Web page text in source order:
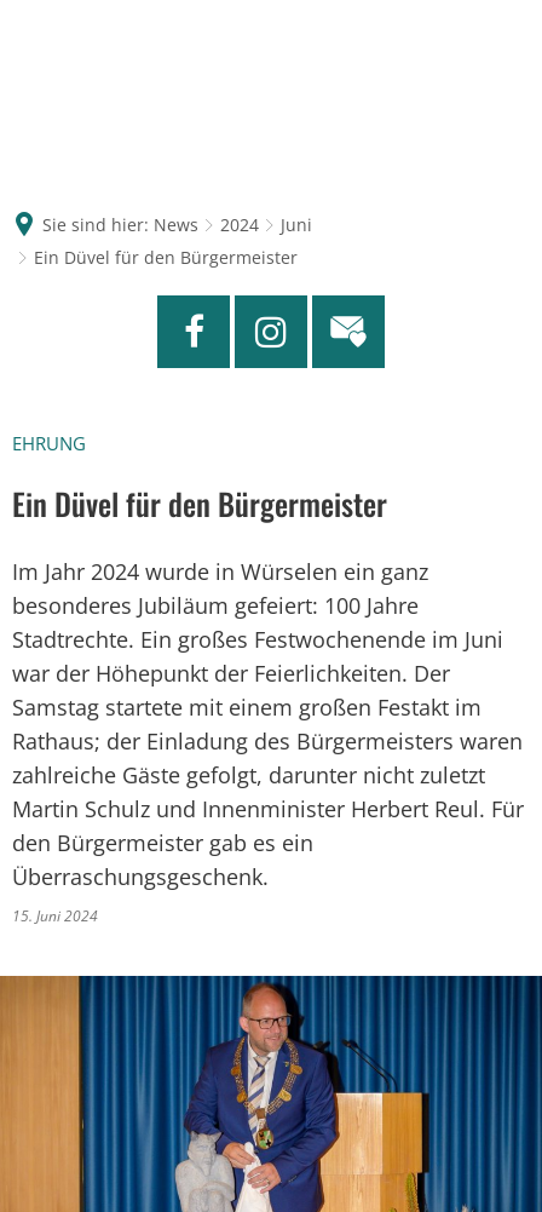
Sie sind hier: News 2024
Juni
Ein Düvel für den Bürgermeister
EHRUNG
Ein Düvel für den Bürgermeister
Im Jahr 2024 wurde in Würselen ein ganz
besonderes Jubiläum gefeiert: 100 Jahre
Stadtrechte. Ein großes Festwochenende im Juni
war der Höhepunkt der Feierlichkeiten. Der
Samstag startete mit einem großen Festakt im
Rathaus; der Einladung des Bürgermeisters waren
zahlreiche Gäste gefolgt, darunter nicht zuletzt
Martin Schulz und Innenminister Herbert Reul. Für
den Bürgermeister gab es ein
Überraschungsgeschenk.
15. Juni 2024